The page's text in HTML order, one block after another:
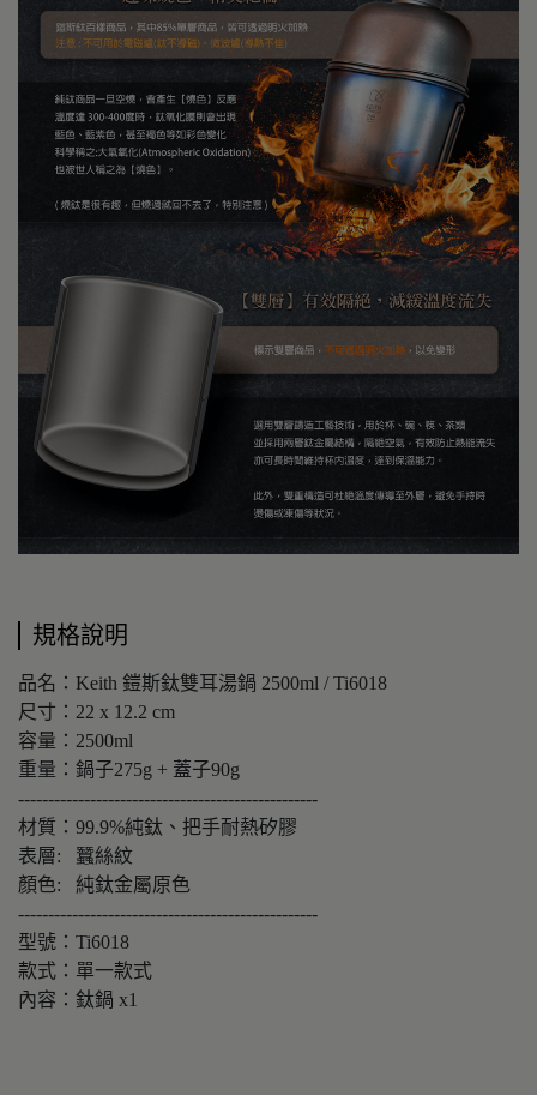
規格說明
品名：Keith 鎧斯鈦雙耳湯鍋 2500ml / Ti6018
尺寸：22 x 12.2 cm
容量：2500ml
重量：鍋子275g + 蓋子90g
--------------------------------------------------
材質：99.9%純鈦、把手耐熱矽膠
表層: 蠶絲紋
顏色: 純鈦金屬原色
--------------------------------------------------
型號：Ti6018
款式：單一款式
內容：鈦鍋 x1